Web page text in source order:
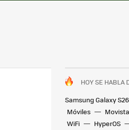
HOY SE HABLA
Samsung Galaxy S26
Móviles
WiFi
HyperOS